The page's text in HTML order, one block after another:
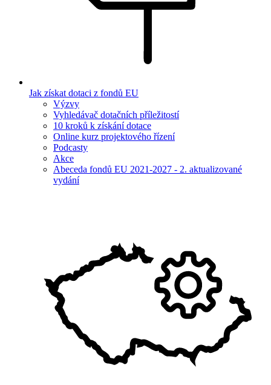
Jak získat dotaci z fondů EU
Výzvy
Vyhledávač dotačních příležitostí
10 kroků k získání dotace
Online kurz projektového řízení
Podcasty
Akce
Abeceda fondů EU 2021-2027 - 2. aktualizované
vydání